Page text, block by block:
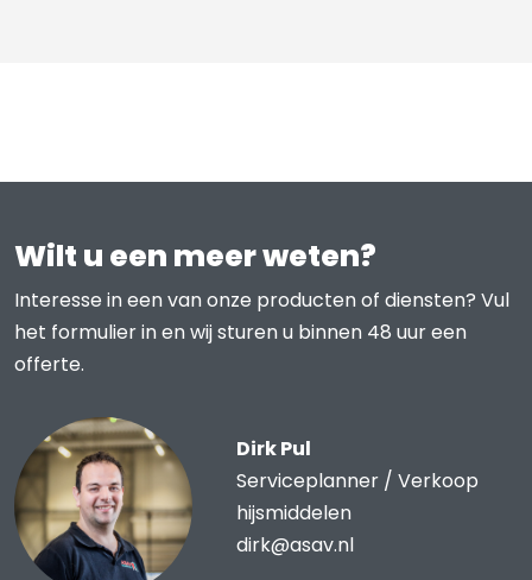
Wilt u een meer weten?
Interesse in een van onze producten of diensten? Vul
het formulier in en wij sturen u binnen 48 uur een
offerte.
Dirk Pul
Serviceplanner / Verkoop
hijsmiddelen
dirk@asav.nl